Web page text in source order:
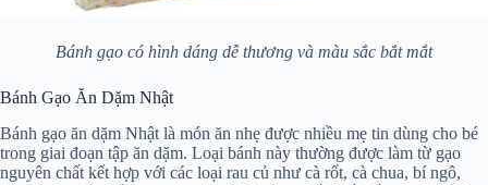
Bánh gạo có hình dáng dễ thương và màu sắc bắt mắt
Bánh Gạo Ăn Dặm Nhật
Bánh gạo ăn dặm Nhật là món ăn nhẹ được nhiều mẹ tin dùng cho bé
trong giai đoạn tập ăn dặm. Loại bánh này thường được làm từ gạo
nguyên chất kết hợp với các loại rau củ như cà rốt, cà chua, bí ngô,